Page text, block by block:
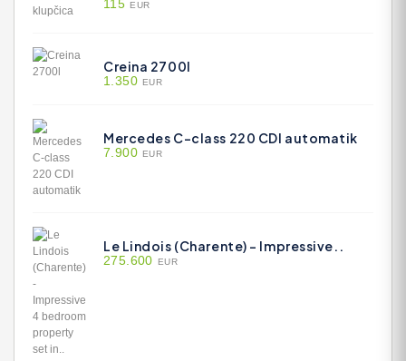
115 EUR
Creina 2700l
1.350 EUR
Mercedes C-class 220 CDI automatik
7.900 EUR
Le Lindois (Charente) - Impressive..
275.600 EUR